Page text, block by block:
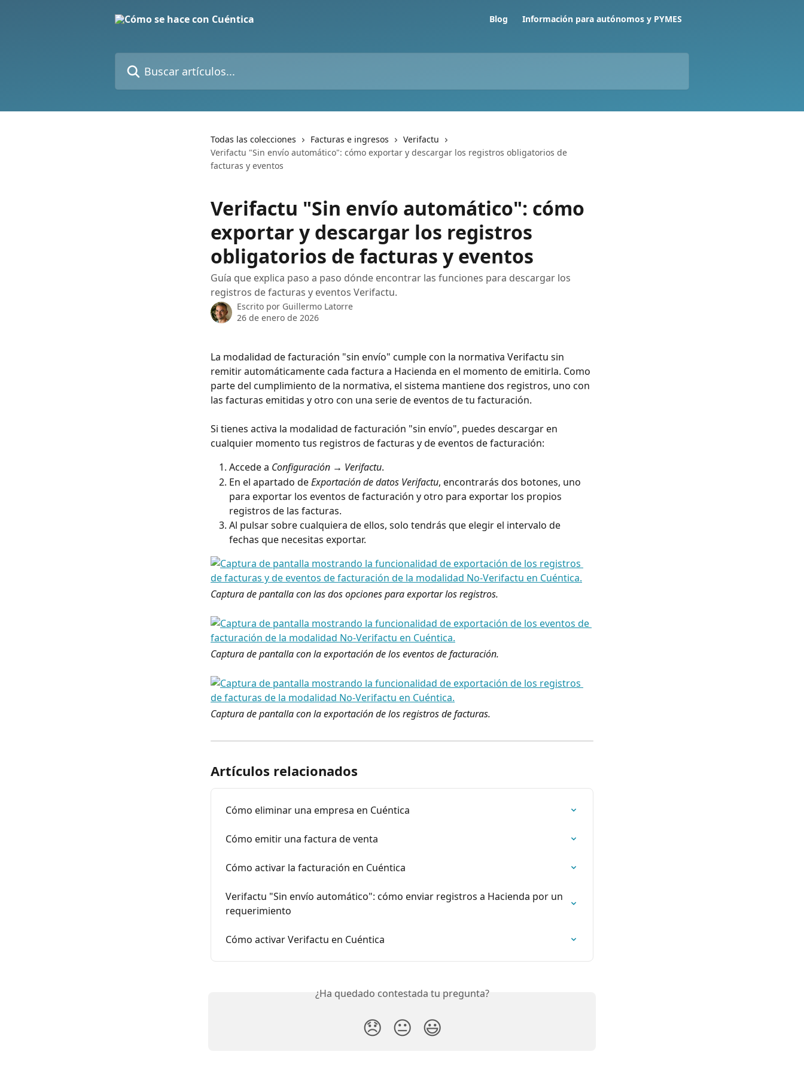
Blog Información para autónomos y PYMES
Todas las colecciones Facturas e ingresos
Verifactu
Verifactu "Sin envío automático": cómo exportar y descargar los registros obligatorios de
facturas y eventos
Verifactu "Sin envío automático": cómo
exportar y descargar los registros
obligatorios de facturas y eventos
Guía que explica paso a paso dónde encontrar las funciones para descargar los
registros de facturas y eventos Verifactu.
Escrito por Guillermo Latorre
26 de enero de 2026
La modalidad de facturación "sin envío" cumple con la normativa Verifactu sin
remitir automáticamente cada factura a Hacienda en el momento de emitirla. Como
parte del cumplimiento de la normativa, el sistema mantiene dos registros, uno con
las facturas emitidas y otro con una serie de eventos de tu facturación.
Si tienes activa la modalidad de facturación "sin envío", puedes descargar en
cualquier momento tus registros de facturas y de eventos de facturación:
Accede a Configuración → Verifactu.
En el apartado de Exportación de datos Verifactu, encontrarás dos botones, uno
para exportar los eventos de facturación y otro para exportar los propios
registros de las facturas.
Al pulsar sobre cualquiera de ellos, solo tendrás que elegir el intervalo de
fechas que necesitas exportar.
Captura de pantalla con las dos opciones para exportar los registros.
Captura de pantalla con la exportación de los eventos de facturación.
Captura de pantalla con la exportación de los registros de facturas.
Artículos relacionados
Cómo eliminar una empresa en Cuéntica
Cómo emitir una factura de venta
Cómo activar la facturación en Cuéntica
Verifactu "Sin envío automático": cómo enviar registros a Hacienda por un
requerimiento
Cómo activar Verifactu en Cuéntica
¿Ha quedado contestada tu pregunta?
😞 😐 😃